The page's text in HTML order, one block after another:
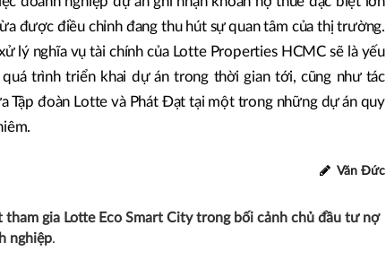
được điều chỉnh đang thu hút sự quan tâm của thị trường.
lý nghĩa vụ tài chính của Lotte Properties HCMC sẽ là yếu
trình triển khai dự án trong thời gian tới, cũng như tác
Tập đoàn Lotte và Phát Đạt tại một trong những dự án quy
Văn Đức
tham gia Lotte Eco Smart City trong bối cảnh chủ đầu tư nợ
nghiệp.